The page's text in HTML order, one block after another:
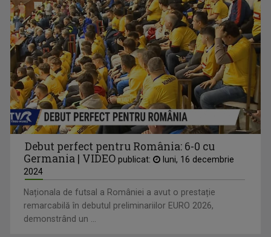
Debut perfect pentru România: 6-0 cu
Germania | VIDEO publicat:
luni, 16 decembrie
2024
Naționala de futsal a României a avut o prestație
remarcabilă în debutul preliminariilor EURO 2026,
demonstrând un ...